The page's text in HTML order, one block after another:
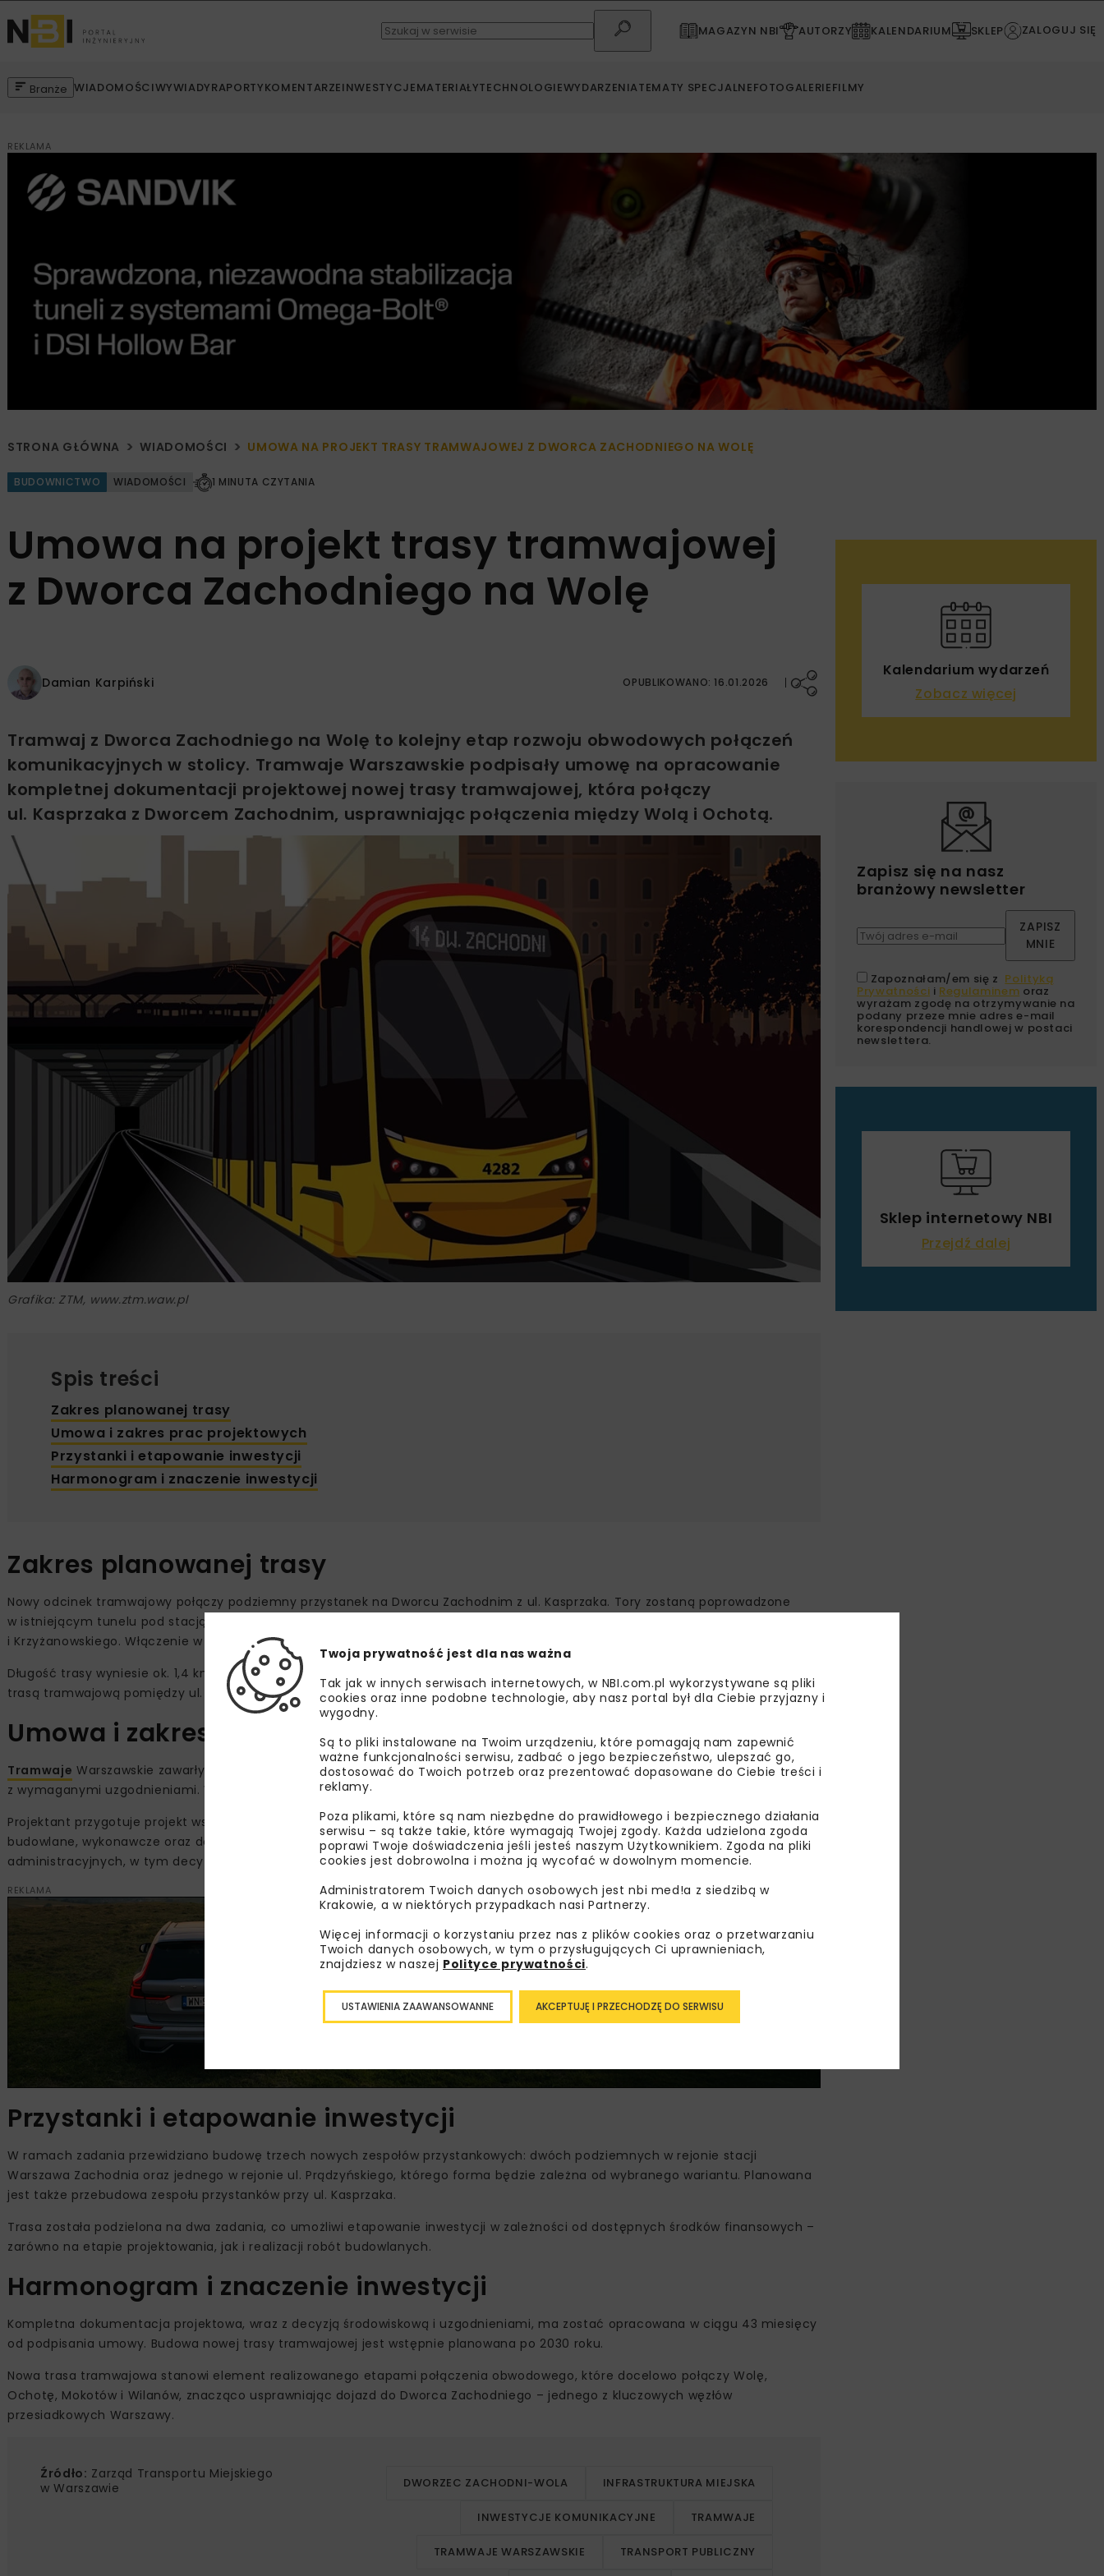
MAGAZYN NBI AUTORZY KALENDARIUM SKLEP ZALOGUJ SIĘ
Branże WIADOMOŚCIWYWIADYRAPORTYKOMENTARZEINWESTYCJEMATERIAŁYTECHNOLOGIEWYDARZENIATEMATY SPECJALNEFOTOGALERIEFILMY
REKLAMA
STRONA GŁÓWNA WIADOMOŚCI UMOWA NA PROJEKT TRASY TRAMWAJOWEJ Z DWORCA ZACHODNIEGO NA WOLĘ
BUDOWNICTWO WIADOMOŚCI 1 MINUTA CZYTANIA
Umowa na projekt trasy tramwajowej
z Dworca Zachodniego na Wolę
Damian Karpiński OPUBLIKOWANO: 16.01.2026
Tramwaj z Dworca Zachodniego na Wolę to kolejny etap rozwoju obwodowych połączeń
komunikacyjnych w stolicy. Tramwaje Warszawskie podpisały umowę na opracowanie
kompletnej dokumentacji projektowej nowej trasy tramwajowej, która połączy
ul. Kasprzaka z Dworcem Zachodnim, usprawniając połączenia między Wolą i Ochotą.
Grafika: ZTM, www.ztm.waw.pl
Spis treści
Zakres planowanej trasy
Umowa i zakres prac projektowych
Przystanki i etapowanie inwestycji
Harmonogram i znaczenie inwestycji
Zakres planowanej trasy
Nowy odcinek tramwajowy połączy podziemny przystanek na Dworcu Zachodnim z ul. Kasprzaka. Tory zostaną poprowadzone
w istniejącym tunelu pod stacją kolejową Warszawa Zachodnia, następnie w nowym tunelu oraz w ciągu ulic Prądzyńskiego
i Krzyżanowskiego. Włączenie w ul. Kasprzaka zaplanowano w rejonie przystanku Szpital Wolski.
Długość trasy wyniesie ok. 1,4 km, z czego ok. 0,9 km zostanie zlokalizowane pod ziemią. Inwestycja połączy się z realizowaną
trasą tramwajową pomiędzy ul. Grójecką a Dworcem Zachodnim.
Umowa i zakres prac projektowych
Tramwaje Warszawskie zawarły umowę z firmą Databout na wykonanie kompletnej dokumentacji projektowej wraz
z wymaganymi uzgodnieniami. Wartość kontraktu wynosi 14,4 mln zł brutto.
Projektant przygotuje projekt wstępny wraz z wariantami przebiegu trasy, a po wyborze optymalnego rozwiązania – projekty
budowlane, wykonawcze oraz dokumentację przetargową. Zakres obejmuje również pozyskanie wszystkich niezbędnych decyzji
administracyjnych, w tym decyzji o uwarunkowaniach środowiskowych.
REKLAMA
Przystanki i etapowanie inwestycji
W ramach zadania przewidziano budowę trzech nowych zespołów przystankowych: dwóch podziemnych w rejonie stacji
Warszawa Zachodnia oraz jednego w rejonie ul. Prądzyńskiego, którego forma będzie zależna od wybranego wariantu. Planowana
jest także przebudowa zespołu przystanków przy ul. Kasprzaka.
Trasa została podzielona na dwa zadania, co umożliwi etapowanie inwestycji w zależności od dostępnych środków finansowych –
zarówno na etapie projektowania, jak i realizacji robót budowlanych.
Harmonogram i znaczenie inwestycji
Kompletna dokumentacja projektowa, wraz z decyzją środowiskową i uzgodnieniami, ma zostać opracowana w ciągu 43 miesięcy
od podpisania umowy. Budowa nowej trasy tramwajowej jest wstępnie planowana po 2030 roku.
Nowa trasa tramwajowa stanowi element realizowanego etapami połączenia obwodowego, które docelowo połączy Wolę,
Ochotę, Mokotów i Wilanów, znacząco usprawniając dojazd do Dworca Zachodniego – jednego z kluczowych węzłów
przesiadkowych Warszawy.
Źródło: Zarząd Transportu Miejskiego
w Warszawie
DWORZEC ZACHODNI-WOLA INFRASTRUKTURA MIEJSKA
INWESTYCJE KOMUNIKACYJNE TRAMWAJE
TRAMWAJE WARSZAWSKIE TRANSPORT PUBLICZNY
Kalendarium wydarzeń
Zobacz więcej
Zapisz się na nasz
branżowy newsletter
ZAPISZ
MNIE
Zapoznałam/em się z Polityką
Prywatności i Regulaminem oraz
wyrażam zgodę na otrzymywanie na
podany przeze mnie adres e-mail
korespondencji handlowej w postaci
newslettera.
Sklep internetowy NBI
Przejdź dalej
Twoja prywatność jest dla nas ważna
Tak jak w innych serwisach internetowych, w NBI.com.pl wykorzystywane są pliki
cookies oraz inne podobne technologie, aby nasz portal był dla Ciebie przyjazny i
wygodny.
Są to pliki instalowane na Twoim urządzeniu, które pomagają nam zapewnić
ważne funkcjonalności serwisu, zadbać o jego bezpieczeństwo, ulepszać go,
dostosować do Twoich potrzeb oraz prezentować dopasowane do Ciebie treści i
reklamy.
Poza plikami, które są nam niezbędne do prawidłowego i bezpiecznego działania
serwisu – są także takie, które wymagają Twojej zgody. Każda udzielona zgoda
poprawi Twoje doświadczenia jeśli jesteś naszym Użytkownikiem. Zgoda na pliki
cookies jest dobrowolna i można ją wycofać w dowolnym momencie.
Administratorem Twoich danych osobowych jest nbi med!a z siedzibą w
Krakowie, a w niektórych przypadkach nasi Partnerzy.
Więcej informacji o korzystaniu przez nas z plików cookies oraz o przetwarzaniu
Twoich danych osobowych, w tym o przysługujących Ci uprawnieniach,
znajdziesz w naszej Polityce prywatności.
AKCEPTUJĘ I PRZECHODZĘ DO SERWISU
USTAWIENIA ZAAWANSOWANNE